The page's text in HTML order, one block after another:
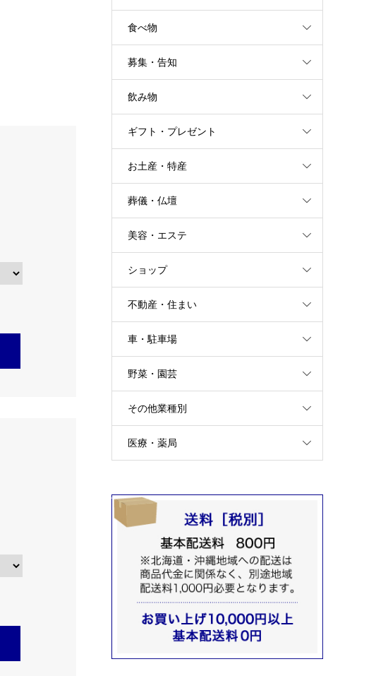
食べ物
募集・告知
飲み物
ギフト・プレゼント
お土産・特産
葬儀・仏壇
美容・エステ
ショップ
不動産・住まい
車・駐車場
野菜・園芸
その他業種別
医療・薬局